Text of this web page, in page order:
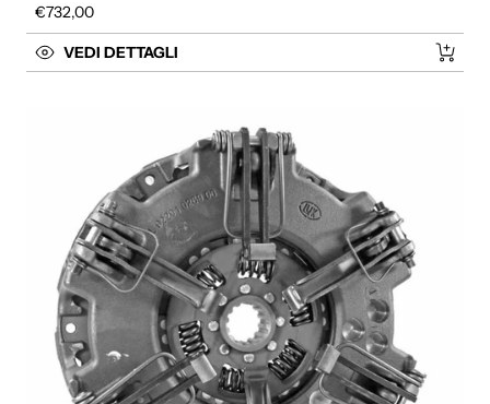
Prezzo regolare
€732,00
VEDI DETTAGLI